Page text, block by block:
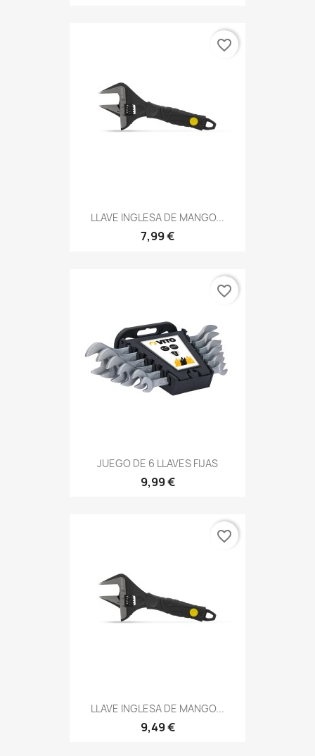
LLAVE INGLESA DE MANGO...
7,99 €
favorite_border
JUEGO DE 6 LLAVES FIJAS
9,99 €
favorite_border
LLAVE INGLESA DE MANGO...
9,49 €
favorite_border